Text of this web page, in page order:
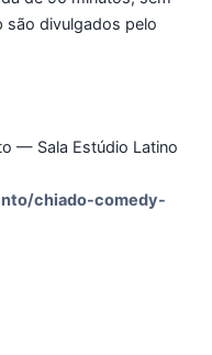
são divulgados pelo
— Sala Estúdio Latino
chiado-comedy-